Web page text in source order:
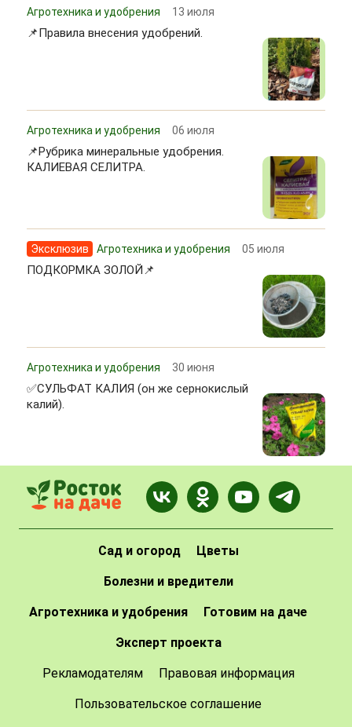
Агротехника и удобрения 13 июля
📌Правила внесения удобрений.
Агротехника и удобрения 06 июля
📌Рубрика минеральные удобрения.
КАЛИЕВАЯ СЕЛИТРА.
Эксклюзив Агротехника и удобрения 05 июля
ПОДКОРМКА ЗОЛОЙ📌
Агротехника и удобрения 30 июня
✅СУЛЬФАТ КАЛИЯ (он же сернокислый
калий).
Сад и огород Цветы
Болезни и вредители
Агротехника и удобрения Готовим на даче
Эксперт проекта
Рекламодателям Правовая информация
Пользовательское соглашение